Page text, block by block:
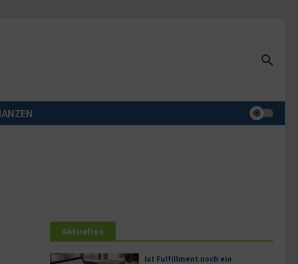
Aktuelles
Ist Fulfillment noch ein